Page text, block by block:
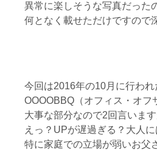
異常に楽しそうな写真だった
何となく載せただけですので
今回は2016年の10月に行われ
OOOOBBQ（オフィス・オ
大事な部分なので2回言いま
えっ？UPが遅過ぎる？大人
特に家庭での立場が弱いお父